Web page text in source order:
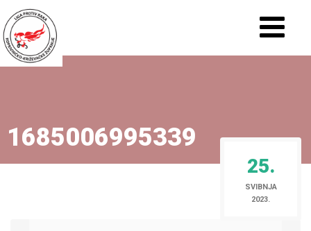
1685006995339
25.
SVIBNJA
2023.